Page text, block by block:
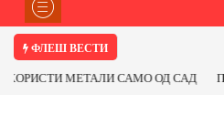
ФЛЕШ ВЕСТИ
Почнува реконструкцијата на улицата